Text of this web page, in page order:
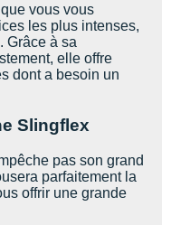
vous vous
les plus intenses,
Grâce à sa
elle offre
dont a besoin un
Slingflex
pas son grand
parfaitement la
offrir une grande